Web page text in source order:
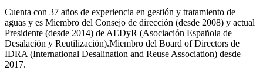
Cuenta con 37 años de experiencia en gestión y tratamiento de
aguas y es Miembro del Consejo de dirección (desde 2008) y actual
Presidente (desde 2014) de AEDyR (Asociación Española de
Desalación y Reutilización).Miembro del Board of Directors de
IDRA (International Desalination and Reuse Association) desde
2017.